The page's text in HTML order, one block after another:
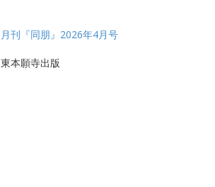
月刊『同朋』2026年4月号
東本願寺出版